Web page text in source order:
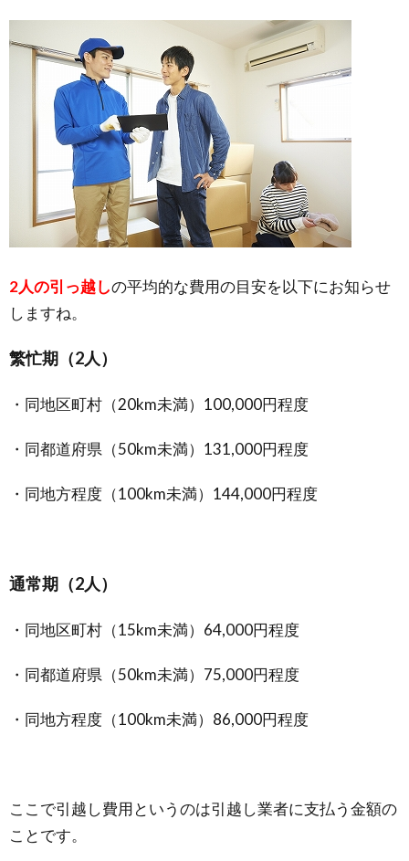
2人の引っ越しの平均的な費用の目安を以下にお知らせ
しますね。
繁忙期（2人）
・同地区町村（20km未満）100,000円程度
・同都道府県（50km未満）131,000円程度
・同地方程度（100km未満）144,000円程度
通常期（2人）
・同地区町村（15km未満）64,000円程度
・同都道府県（50km未満）75,000円程度
・同地方程度（100km未満）86,000円程度
ここで引越し費用というのは引越し業者に支払う金額の
ことです。